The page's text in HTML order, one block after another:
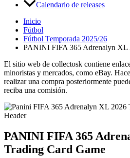
Calendario de releases
Inicio
Fútbol
Fútbol Temporada 2025/26
PANINI FIFA 365 Adrenalyn XL
El sitio web de collectosk contiene
minoristas y mercados, como eBay.
realizar una compra posteriormente
reciba una comisión.
PANINI FIFA 365
Trading Card Game